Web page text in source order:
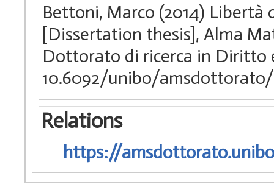
Bettoni, Marco (2014) Libertà
[Dissertation thesis], Alma
Dottorato di ricerca in Diritto
10.6092/unibo/
Relations
https://